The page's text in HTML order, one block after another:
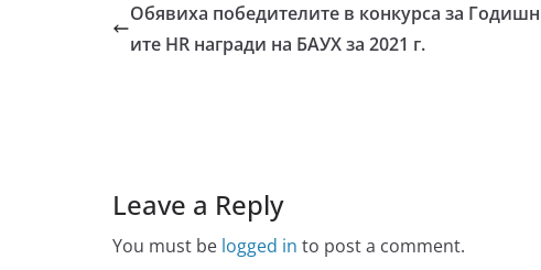
Обявиха победителите в конкурса за Годишн
ите HR награди на БАУХ за 2021 г.
Leave a Reply
You must be logged in to post a comment.